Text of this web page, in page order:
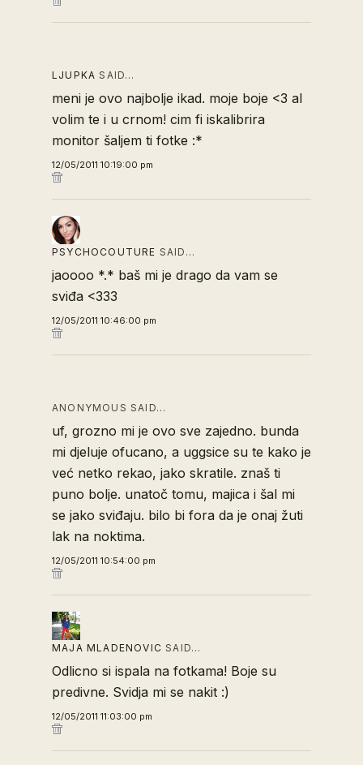
LJUPKA SAID…
meni je ovo najbolje ikad. moje boje <3 al
volim te i u crnom! cim fi iskalibrira
monitor šaljem ti fotke :*
12/05/2011 10:19:00 pm
PSYCHOCOUTURE SAID…
jaoooo *.* baš mi je drago da vam se
sviđa <333
12/05/2011 10:46:00 pm
ANONYMOUS SAID…
uf, grozno mi je ovo sve zajedno. bunda
mi djeluje ofucano, a uggsice su te kako je
već netko rekao, jako skratile. znaš ti
puno bolje. unatoč tomu, majica i šal mi
se jako sviđaju. bilo bi fora da je onaj žuti
lak na noktima.
12/05/2011 10:54:00 pm
MAJA MLADENOVIC SAID…
Odlicno si ispala na fotkama! Boje su
predivne. Svidja mi se nakit :)
12/05/2011 11:03:00 pm